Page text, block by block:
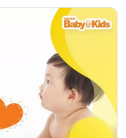
นครบตัวช่วยคุณแม่
ะมีความกังวลสารพัด
ะพาออกนอกบ้าน ไม่
อมเทคโนโลยีทันสมัยจะ
ทธิภาพมากขึ้น กอง
10 ไอเทม ของใช้เด็กแรก